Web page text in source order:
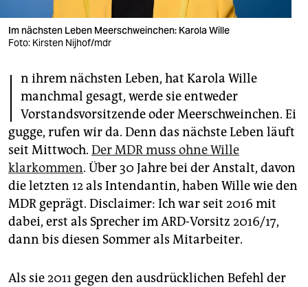
fragen & hilfe
unterstützen
genossenschaft
epaper login
Im nächsten Leben Meerschweinchen: Karola Wille
Foto: Kirsten Nijhof/mdr
I n ihrem nächsten Leben, hat Karola Wille
manchmal gesagt, werde sie entweder
Vorstandsvorsitzende oder Meerschweinchen. Ei
gugge, rufen wir da. Denn das nächste Leben läuft
seit Mittwoch. Der MDR muss ohne Wille
klarkommen. Über 30 Jahre bei der Anstalt, davon
die letzten 12 als Intendantin, haben Wille wie den
MDR geprägt. Disclaimer: Ich war seit 2016 mit
dabei, erst als Sprecher im ARD-Vorsitz 2016/17,
dann bis diesen Sommer als Mitarbeiter.
Als sie 2011 gegen den ausdrücklichen Befehl der